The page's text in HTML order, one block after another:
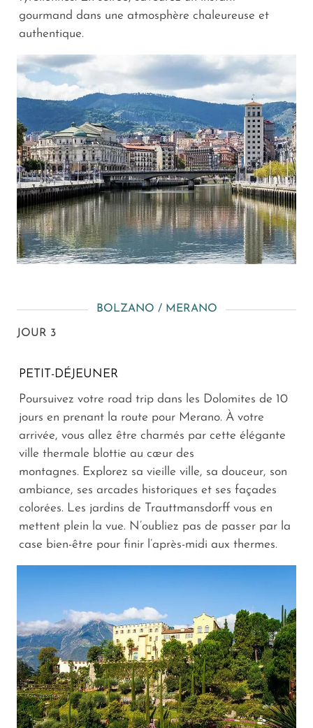
gourmand dans une atmosphère chaleureuse et
authentique.
BOLZANO / MERANO
JOUR 3
PETIT-DÉJEUNER
Poursuivez votre road trip dans les Dolomites de 10
jours en prenant la route pour Merano. À votre
arrivée, vous allez être charmés par cette élégante
ville thermale blottie au cœur des
montagnes. Explorez sa vieille ville, sa douceur, son
ambiance, ses arcades historiques et ses façades
colorées. Les jardins de Trauttmansdorff vous en
mettent plein la vue. N’oubliez pas de passer par la
case bien-être pour finir l’après-midi aux thermes.